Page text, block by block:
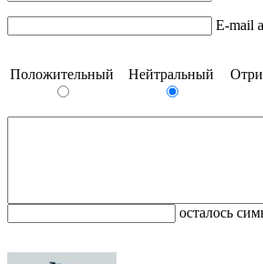
E-mail
Положительный Нейтральный
осталось